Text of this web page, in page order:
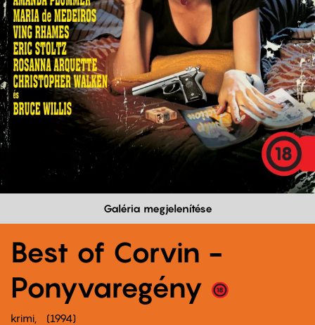
Galéria megjelenítése
Best of Corvin -
Ponyvaregény
krimi
1994